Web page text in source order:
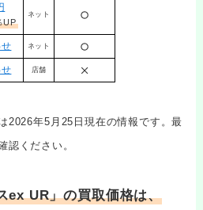
UP
ネット
ネット
店舗
2026年5月25日現在の情報です。最
認ください。
ex UR」の買取価格は、